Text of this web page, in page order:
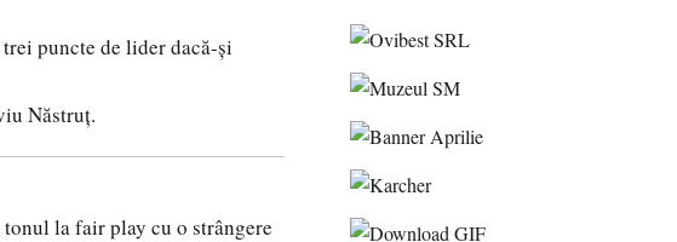
puncte de lider dacă-și
Năstruț.
la fair play cu o strângere
pericol accesul pacienților la